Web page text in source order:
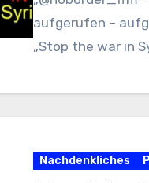
aufgerufen –
„Stop the war in
Nachdenkliches